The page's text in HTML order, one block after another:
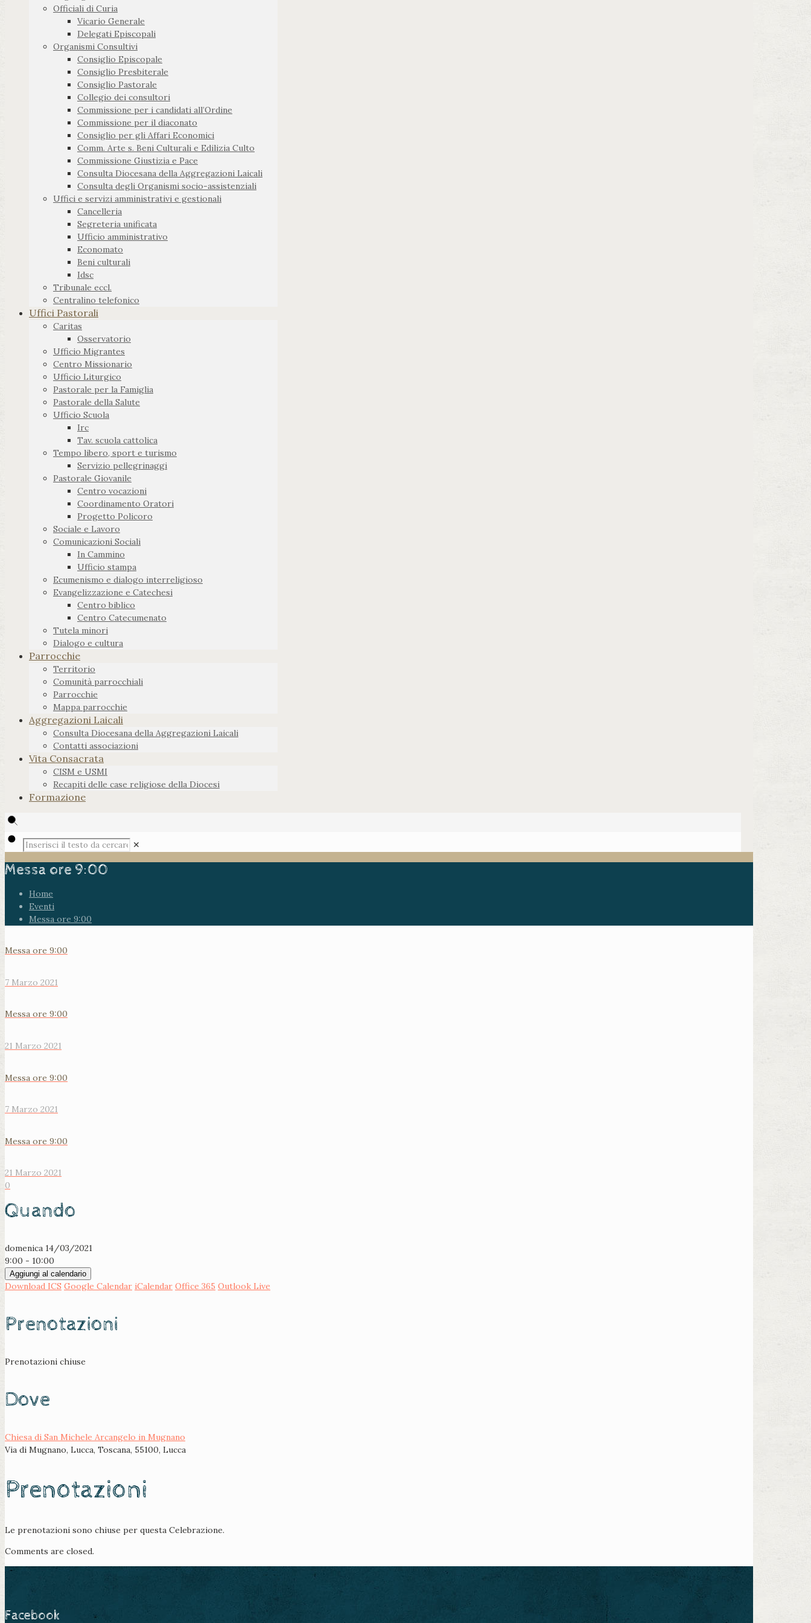
Officiali di Curia
Vicario Generale
Delegati Episcopali
Organismi Consultivi
Consiglio Episcopale
Consiglio Presbiterale
Consiglio Pastorale
Collegio dei consultori
Commissione per i candidati all’Ordine
Commissione per il diaconato
Consiglio per gli Affari Economici
Comm. Arte s. Beni Culturali e Edilizia Culto
Commissione Giustizia e Pace
Consulta Diocesana della Aggregazioni Laicali
Consulta degli Organismi socio-assistenziali
Uffici e servizi amministrativi e gestionali
Cancelleria
Segreteria unificata
Ufficio amministrativo
Economato
Beni culturali
Idsc
Tribunale eccl.
Centralino telefonico
Uffici Pastorali
Caritas
Osservatorio
Ufficio Migrantes
Centro Missionario
Ufficio Liturgico
Pastorale per la Famiglia
Pastorale della Salute
Ufficio Scuola
Irc
Tav. scuola cattolica
Tempo libero, sport e turismo
Servizio pellegrinaggi
Pastorale Giovanile
Centro vocazioni
Coordinamento Oratori
Progetto Policoro
Sociale e Lavoro
Comunicazioni Sociali
In Cammino
Ufficio stampa
Ecumenismo e dialogo interreligioso
Evangelizzazione e Catechesi
Centro biblico
Centro Catecumenato
Tutela minori
Dialogo e cultura
Parrocchie
Territorio
Comunità parrocchiali
Parrocchie
Mappa parrocchie
Aggregazioni Laicali
Consulta Diocesana della Aggregazioni Laicali
Contatti associazioni
Vita Consacrata
CISM e USMI
Recapiti delle case religiose della Diocesi
Formazione
✕
Messa ore 9:00
Home
Eventi
Messa ore 9:00
Messa ore 9:00
7 Marzo 2021
Messa ore 9:00
21 Marzo 2021
Messa ore 9:00
7 Marzo 2021
Messa ore 9:00
21 Marzo 2021
0
Quando
domenica 14/03/2021
9:00 - 10:00
Aggiungi al calendario
Download ICS Google Calendar iCalendar Office 365 Outlook Live
Prenotazioni
Prenotazioni chiuse
Dove
Chiesa di San Michele Arcangelo in Mugnano
Via di Mugnano, Lucca, Toscana, 55100, Lucca
Prenotazioni
Le prenotazioni sono chiuse per questa Celebrazione.
Comments are closed.
Facebook